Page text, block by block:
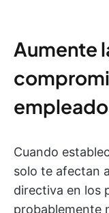
Aumente
Cuando
solo te afectan
directiva en los
probablemente